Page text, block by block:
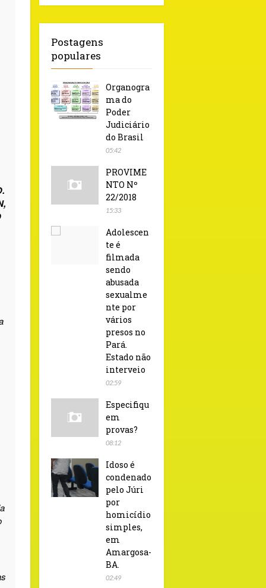
Postagens
populares
Organogra
ma do
Poder
Judiciário
do Brasil
05:42
PROVIME
NTO Nº
22/2018
15:33
Adolescen
te é
filmada
sendo
abusada
sexualme
nte por
vários
presos no
Pará.
Estado não
interveio
02:59
Especifiqu
em
provas?
08:12
Idoso é
condenado
pelo Júri
por
homicídio
simples,
em
Amargosa-
BA.
02:49